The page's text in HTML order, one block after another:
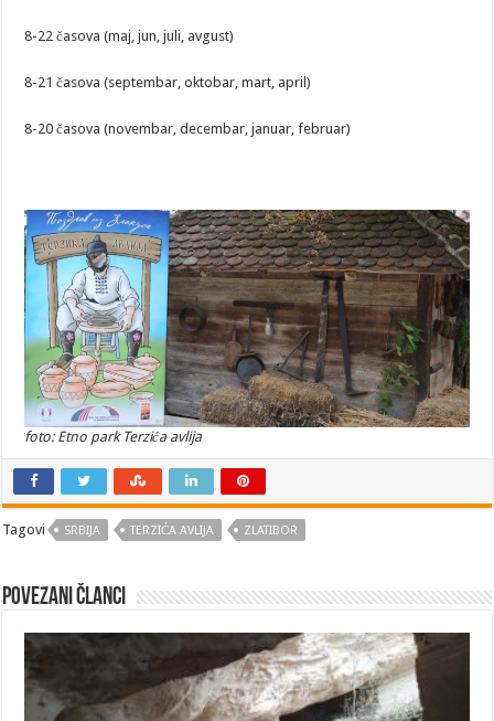
8-22 časova (maj, jun, juli, avgust)
8-21 časova (septembar, oktobar, mart, april)
8-20 časova (novembar, decembar, januar, februar)
foto: Etno park Terzića avlija
Tagovi SRBIJA TERZIĆA AVLIJA ZLATIBOR
Povezani članci